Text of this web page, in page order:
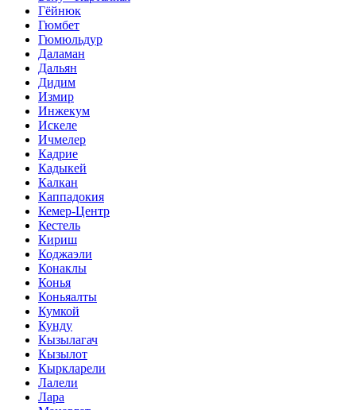
Гёйнюк
Гюмбет
Гюмюльдур
Даламан
Дальян
Дидим
Измир
Инжекум
Искеле
Ичмелер
Кадрие
Кадыкей
Калкан
Каппадокия
Кемер-Центр
Кестель
Кириш
Коджаэли
Конаклы
Конья
Коньяалты
Кумкой
Кунду
Кызылагач
Кызылот
Кыркларели
Лалели
Лара